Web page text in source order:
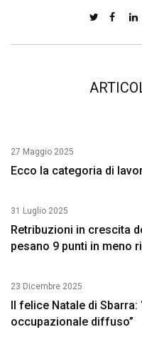
27 Maggio 2025
Ecco la categoria di
31 Luglio 2025
Retribuzioni in crescita
pesano 9 punti in meno
23 Dicembre 2025
Il felice Natale di Sbarra:
occupazionale diffuso”